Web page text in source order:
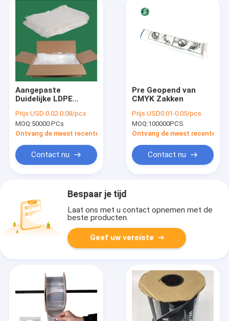
Aangepaste
Duidelijke LDPE
Geopende Zakken
Textiel Verpakking
Prijs:USD 0.02-0.08/pcs
MOQ:50000 PCs
Ontvang de meest recente Prijs
Contact nu
Pre Geopend van
CMYK Zakken
Prijs:USD0.01-0.05/pcs
MOQ:100000PCS
Ontvang de meest recente
Contact nu
Bespaar je tijd
Laat ons met u contact opnemen met de
beste producten.
Geef uw vereiste